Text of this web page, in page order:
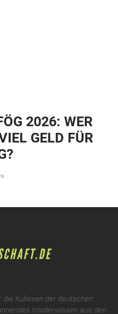
2026: WER
GELD FÜR
Kulissen der deutschen
Insiderwissen aus den